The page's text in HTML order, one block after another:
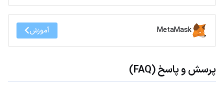
MetaMask آموزش
پرسش و پاسخ (FAQ)